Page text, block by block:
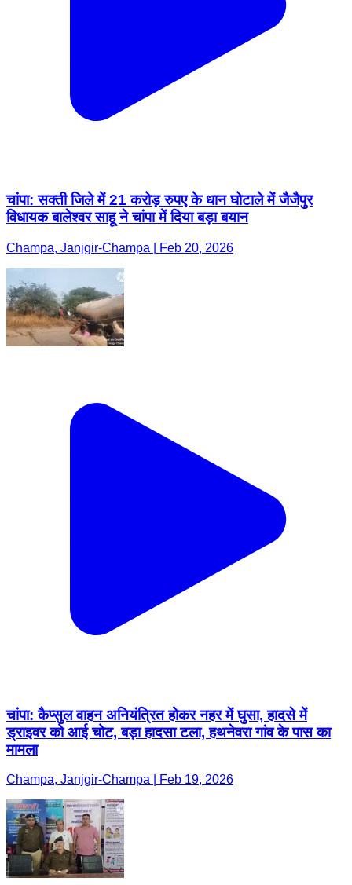
चांपा: सक्ती जिले में 21 करोड़ रुपए के धान घोटाले में जैजैपुर
विधायक बालेश्वर साहू ने चांपा में दिया बड़ा बयान
Champa, Janjgir-Champa | Feb 20, 2026
चांपा: कैप्सुल वाहन अनियंत्रित होकर नहर में घुसा, हादसे में
ड्राइवर को आई चोट, बड़ा हादसा टला, हथनेवरा गांव के पास का
मामला
Champa, Janjgir-Champa | Feb 19, 2026